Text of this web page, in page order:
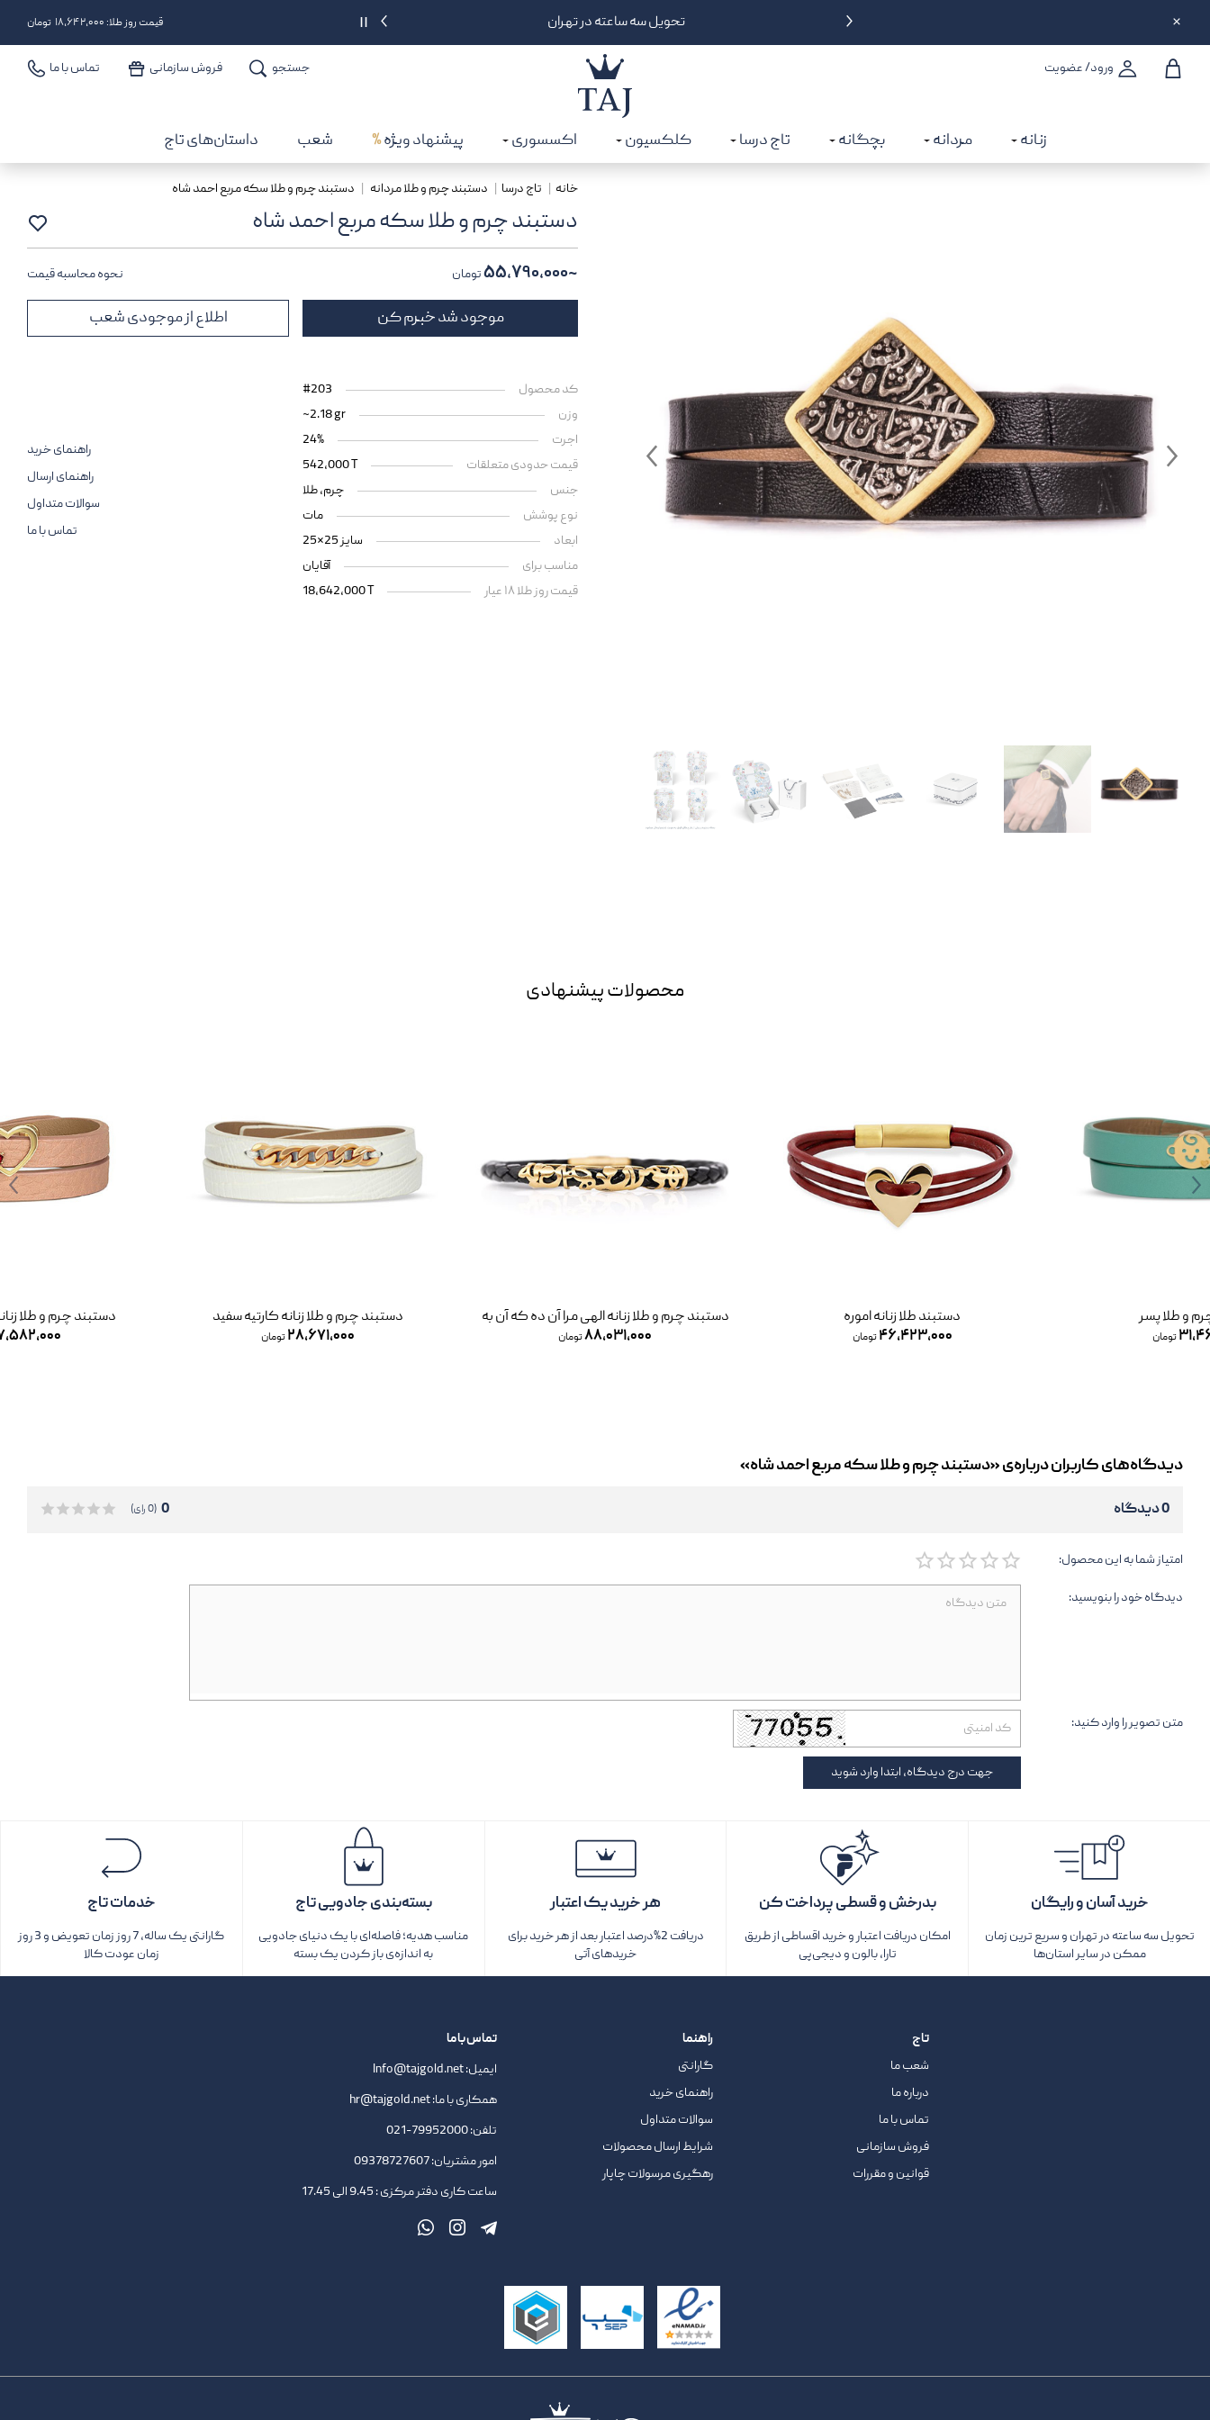
|| قیمت روز طلا: ۱۸,۶۴۲,۰۰۰ تومان
ورود/ عضویت جستجو فروش سازمانی تماس با ما
زنانه مردانه بچگانه تاج درسا کلکسیون اکسسوری پیشنهاد ویژه% شعب داستان‌های تاج
خانه تاج درسا دستبند چرم و طلا مردانه دستبند چرم و طلا سکه مربع احمد شاه
دستبند چرم و طلا سکه مربع احمد شاه
~۵۵,۷۹۰,۰۰۰ تومان نحوه محاسبه قیمت
موجود شد خبرم کن اطلاع از موجودی شعب
کد محصول
#203
وزن
~2.18 gr
اجرت
24%
قیمت حدودی متعلقات
542,000 T
جنس
چرم، طلا
نوع پوشش
مات
ابعاد
سایز 25*25
مناسب برای
آقایان
قیمت روز طلا ۱۸ عیار
18,642,000 T
راهنمای خرید
راهنمای ارسال
سوالات متداول
تماس با ما
محصولات پیشنهادی
طلا پسر
تومان
دستبند طلا زنانه اموره
۴۶,۴۲۳,۰۰۰تومان
دستبند چرم و طلا زنانه الهی مرا آن ده که آن به
۸۸,۰۳۱,۰۰۰تومان
دستبند چرم و طلا زنانه کارتیه سفید
۲۸,۶۷۱,۰۰۰تومان
دستبند چرم و طلا
۳۷,۵۸۲,۰۰۰
دیدگاه‌های کاربران درباره‌ی «دستبند چرم و طلا سکه مربع احمد شاه»
0 دیدگاه 0 (0 رای)
امتیاز شما به این محصول:
دیدگاه خود را بنویسید:
متن تصویر را وارد کنید:
جهت درج دیدگاه، ابتدا وارد شوید
خرید آسان و رایگان
تحویل سه ساعته در تهران و سریع ترین زمان
ممکن در سایر استان‌ها
بدرخش و قسطی پرداخت کن
امکان دریافت اعتبار و خرید اقساطی از طریق
تارا، بالون و دیجی‌پی
هر خرید یک اعتبار
دریافت 2%درصد اعتبار بعد از هر خرید برای
خریدهای آتی
بسته‌بندی جادویی تاج
مناسب هدیه؛ فاصله‌ای با یک دنیای جادویی
به اندازه‌ی باز کردن یک بسته‌
خدمات تاج
گارانتی یک ساله، 7 روز زمان تعویض و 3 روز
زمان عودت کالا
تاج
شعب ما
درباره ما
تماس با ما
فروش سازمانی
قوانین و مقررات
راهنما
گارانتی
راهنمای خرید
سوالات متداول
شرایط ارسال محصولات
رهگیری مرسولات چاپار
تماس با ما
ایمیل:Info@tajgold.net
همکاری با ما:hr@tajgold.net
تلفن:79952000-021
امور مشتریان:
ساعت کاری دفتر مرکزی : 9.45 الی 17.45